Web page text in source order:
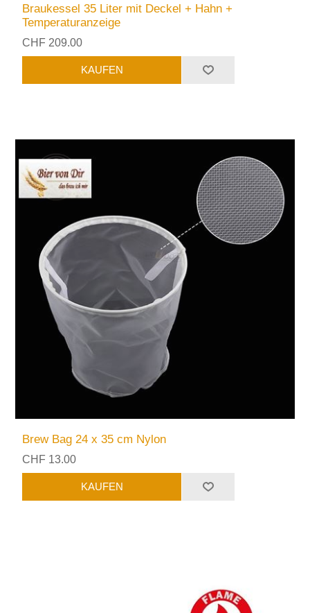
Braukessel 35 Liter mit Deckel + Hahn +
Temperaturanzeige
CHF 209.00
Brew Bag 24 x 35 cm Nylon
CHF 13.00